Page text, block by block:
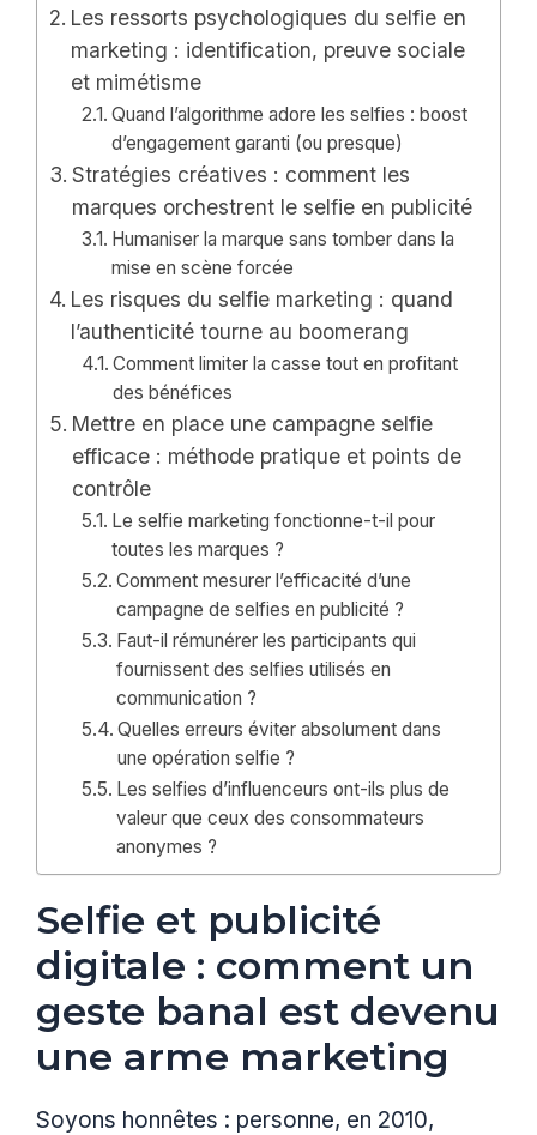
Les ressorts psychologiques du selfie en
marketing : identification, preuve sociale
et mimétisme
Quand l’algorithme adore les selfies : boost
d’engagement garanti (ou presque)
Stratégies créatives : comment les
marques orchestrent le selfie en publicité
Humaniser la marque sans tomber dans la
mise en scène forcée
Les risques du selfie marketing : quand
l’authenticité tourne au boomerang
Comment limiter la casse tout en profitant
des bénéfices
Mettre en place une campagne selfie
efficace : méthode pratique et points de
contrôle
Le selfie marketing fonctionne-t-il pour
toutes les marques ?
Comment mesurer l’efficacité d’une
campagne de selfies en publicité ?
Faut-il rémunérer les participants qui
fournissent des selfies utilisés en
communication ?
Quelles erreurs éviter absolument dans
une opération selfie ?
Les selfies d’influenceurs ont-ils plus de
valeur que ceux des consommateurs
anonymes ?
Selfie et publicité
digitale : comment un
geste banal est devenu
une arme marketing
Soyons honnêtes : personne, en 2010,